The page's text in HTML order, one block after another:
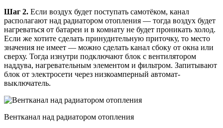
Шаг 2. Если воздух будет поступать самотёком, канал
располагают над радиатором отопления — тогда воздух будет
нагреваться от батареи и в комнату не будет проникать холод.
Если же хотите сделать принудительную приточку, то место
значения не имеет — можно сделать канал сбоку от окна или
сверху. Тогда изнутри подключают блок с вентилятором
наддува, нагревательным элементом и фильтром. Запитывают
блок от электросети через низкоамперный автомат-
выключатель.
Вентканал над радиатором отопления